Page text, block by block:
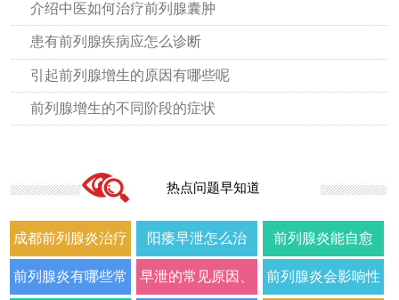
介绍中医如何治疗前列腺囊肿
患有前列腺疾病应怎么诊断
引起前列腺增生的原因有哪些呢
前列腺增生的不同阶段的症状
热点问题早知道
成都前列腺炎治疗
哪家男科医院好
阳痿早泄怎么治
疗？2026年男科专
前列腺炎能自愈
吗？2026年科学治
前列腺炎有哪些常 早泄的常见原因、 前列腺炎会影响性